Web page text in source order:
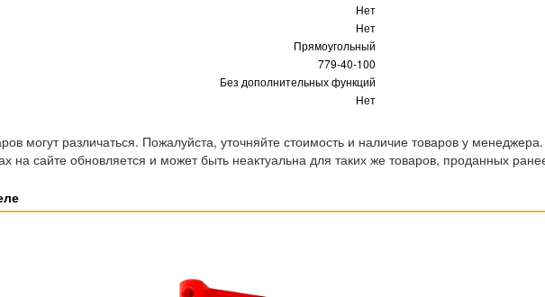
Нет
Нет
Прямоугольный
779-40-100
Без дополнительных функций
Нет
могут различаться. Пожалуйста, уточняйте стоимость и наличие товаров у менеджера.
на сайте обновляется и может быть неактуальна для таких же товаров, проданных